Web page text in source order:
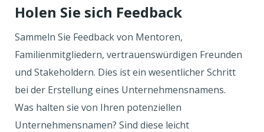
Holen Sie sich Feedback
Sammeln Sie Feedback von Mentoren,
Familienmitgliedern, vertrauenswürdigen Freunden
und Stakeholdern. Dies ist ein wesentlicher Schritt
bei der Erstellung eines Unternehmensnamens.
Was halten sie von Ihren potenziellen
Unternehmensnamen? Sind diese leicht